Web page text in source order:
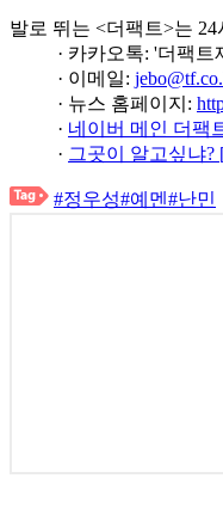
발로 뛰는 <더팩트>는
· 카카오톡: '더팩트
· 이메일:
· 뉴스 홈페이지:
· 네이버 메인 더팩
· 그곳이 알고싶냐
#정우성#예멘 #난민